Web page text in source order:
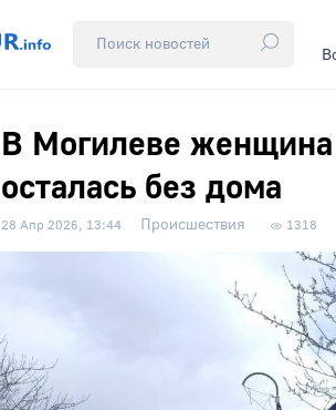
В Могилеве женщина
осталась без дома
28 Апр 2026, 13:44 Происшествия 1318